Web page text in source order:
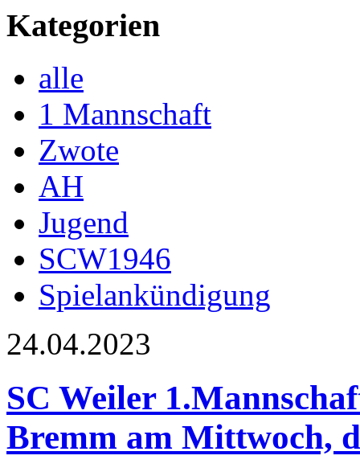
Kategorien
alle
1 Mannschaft
Zwote
AH
Jugend
SCW1946
Spielankündigung
24.04.2023
SC Weiler
Bremm am Mittwoch,